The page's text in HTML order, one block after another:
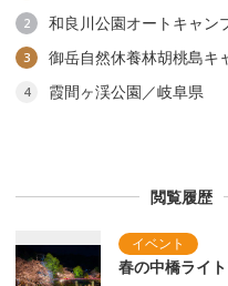
2 和良川公園オートキャン
3 御岳自然休養林胡桃島キ
4
霞間ヶ渓公園／岐阜県
閲覧履歴
春の中橋ライ